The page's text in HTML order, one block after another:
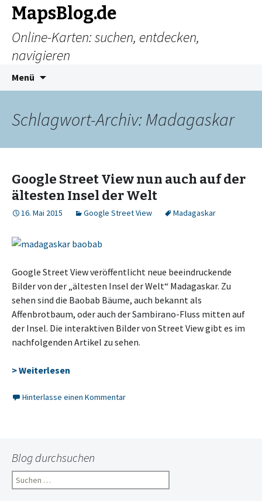
MapsBlog.de
Online-Karten: suchen, entdecken,
navigieren
Menü
Schlagwort-Archiv: Madagaskar
Google Street View nun auch auf der
ältesten Insel der Welt
16. Mai 2015 Google Street View Madagaskar
Google Street View veröffentlicht neue beeindruckende
Bilder von der „ältesten Insel der Welt“ Madagaskar. Zu
sehen sind die Baobab Bäume, auch bekannt als
Affenbrotbaum, oder auch der Sambirano-Fluss mitten auf
der Insel. Die interaktiven Bilder von Street View gibt es im
nachfolgenden Artikel zu sehen.
> Weiterlesen
Hinterlasse einen Kommentar
Blog durchsuchen
Suchen
nach: